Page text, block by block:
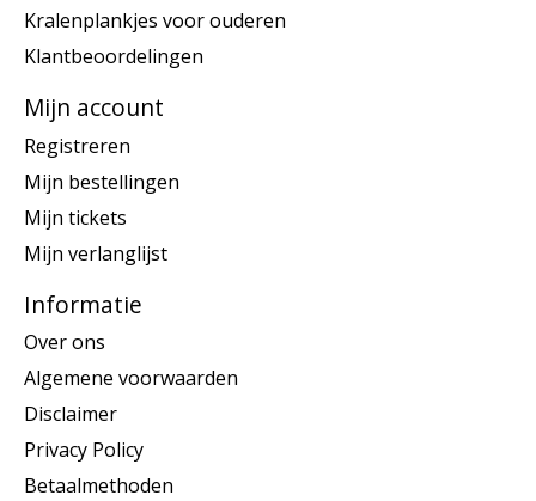
Kralenplankjes voor ouderen
Klantbeoordelingen
Mijn account
Registreren
Mijn bestellingen
Mijn tickets
Mijn verlanglijst
Informatie
Over ons
Algemene voorwaarden
Disclaimer
Privacy Policy
Betaalmethoden